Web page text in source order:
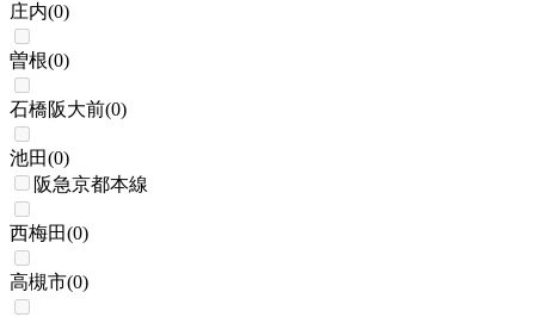
庄内(0)
曽根(0)
石橋阪大前(0)
池田(0)
阪急京都本線
西梅田(0)
高槻市(0)